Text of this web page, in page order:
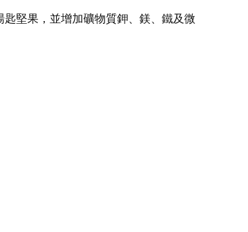
堅果，並增加礦物質鉀、鎂、鐵及微